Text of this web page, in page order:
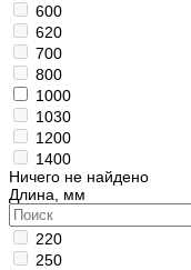
600
620
700
800
1000
1030
1200
1400
Ничего не найдено
Длина, мм
220
250